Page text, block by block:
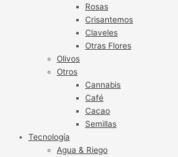
Rosas
Crisantemos
Claveles
Otras Flores
Olivos
Otros
Cannabis
Café
Cacao
Semillas
Tecnología
Agua & Riego